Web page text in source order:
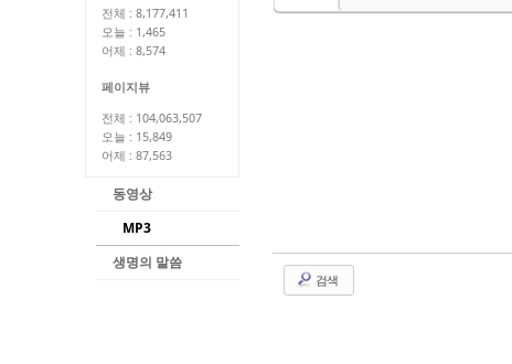
전체 : 8,177,411
오늘 : 1,465
어제 : 8,574
페이지뷰
전체 : 104,063,507
오늘 : 15,849
어제 : 87,563
동영상
MP3
생명의 말씀
검색